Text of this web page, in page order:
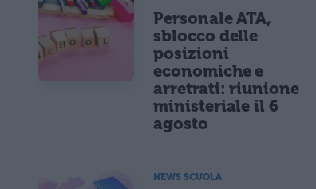
Personale ATA,
sblocco delle
posizioni
economiche e
arretrati: riunione
ministeriale il 6
agosto
NEWS SCUOLA